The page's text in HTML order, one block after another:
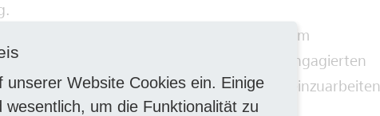
du bereits mehrjährige Berufserfahrung im
Ist dies nicht der Fall, geben wir auch engagierten
(m/w/d) gerne die Möglichkeit, sich einzuarbeiten
unserer Website Cookies ein. Einige
wesentlich, um die Funktionalität zu